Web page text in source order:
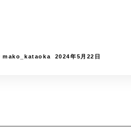
mako_kataoka 2024年5月22日